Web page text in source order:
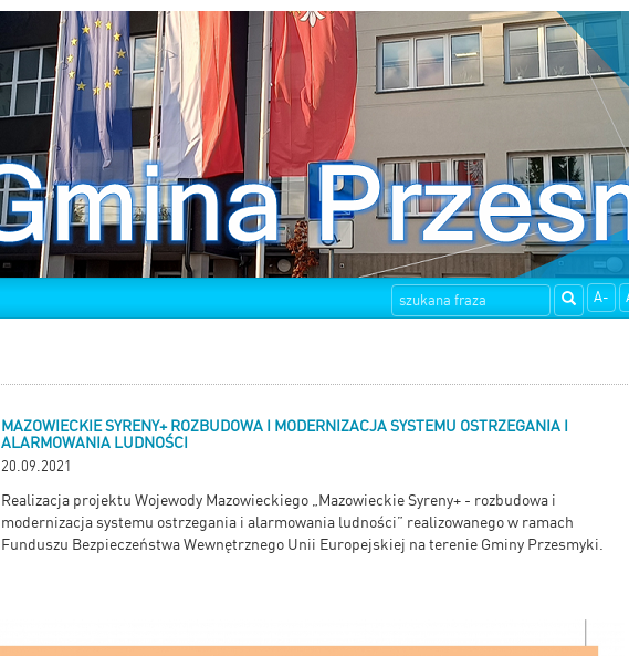
A-
MAZOWIECKIE SYRENY+ ROZBUDOWA I MODERNIZACJA SYSTEMU OSTRZEGANIA I
ALARMOWANIA LUDNOŚCI
20.09.2021
Realizacja projektu Wojewody Mazowieckiego „Mazowieckie Syreny+ - rozbudowa i
modernizacja systemu ostrzegania i alarmowania ludności” realizowanego w ramach
Funduszu Bezpieczeństwa Wewnętrznego Unii Europejskiej na terenie Gminy Przesmyki.